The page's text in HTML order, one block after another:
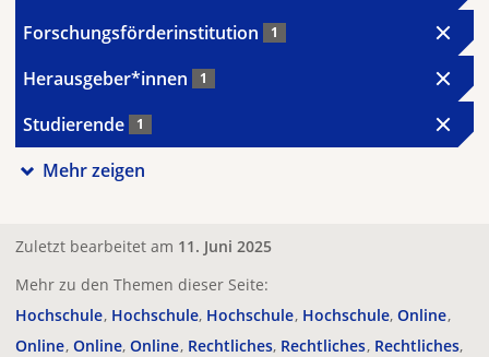
Forschungsförderinstitution 1
Herausgeber*innen 1
Studierende 1
Mehr zeigen
Zuletzt bearbeitet am 11. Juni 2025
Mehr zu den Themen dieser Seite:
Hochschule Hochschule Hochschule Hochschule Online
Online Online Online Rechtliches Rechtliches Rechtliches